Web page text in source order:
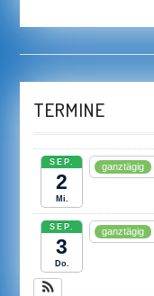
TERMINE
SEP.
2
Mi.
ganztägig
SEP.
3
Do.
ganztägig